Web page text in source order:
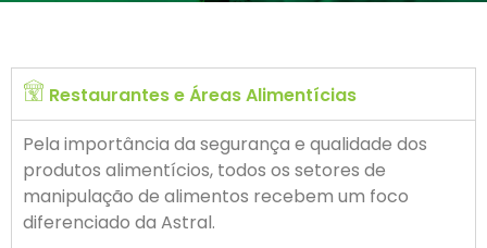
Restaurantes e Áreas Alimentícias
Pela importância da segurança e qualidade dos
produtos alimentícios, todos os setores de
manipulação de alimentos recebem um foco
diferenciado da Astral.